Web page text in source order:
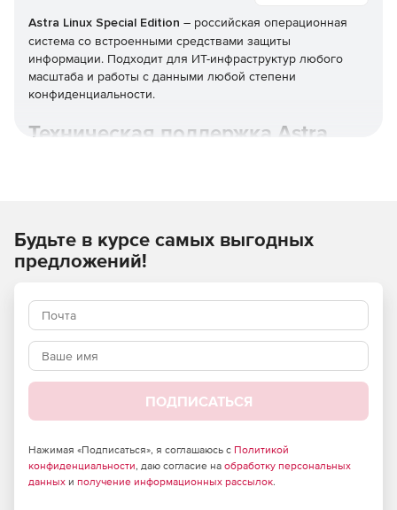
Astra Linux Special Edition – российская операционная
система со встроенными средствами защиты
информации. Подходит для ИТ-инфраструктур любого
масштаба и работы с данными любой степени
конфиденциальности.
Техническая поддержка Astra
Astra Linux Special Edition основана на новой пакетной
базе Debian 10, имеет полную поддержку контейнерной
изоляции и защиты контейнеров и использует
расширенный репозиторий с более 20 000 пакетами для
Будьте в курсе самых выгодных
предложений!
ПОДПИСАТЬСЯ
Нажимая «Подписаться», я соглашаюсь с Политикой
конфиденциальности, даю согласие на обработку персональных
данных и получение информационных рассылок.